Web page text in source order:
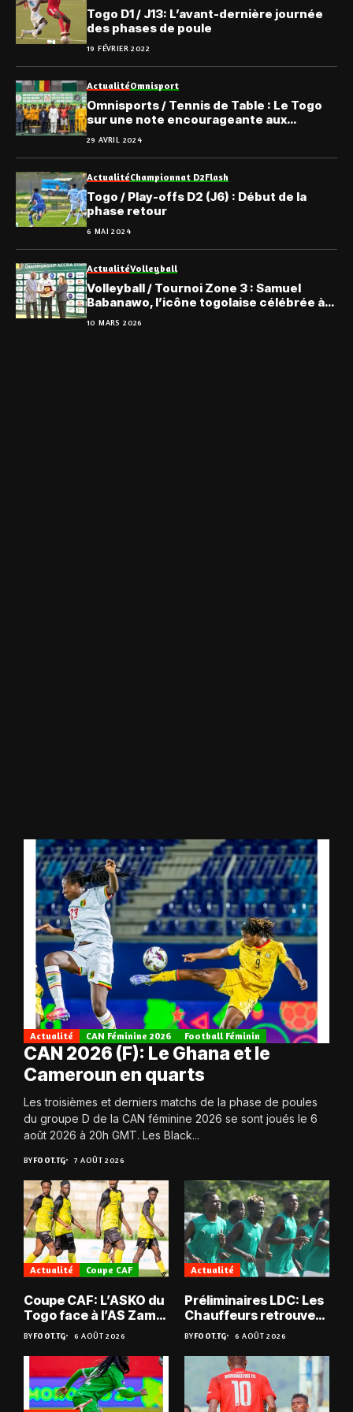
Togo D1 / J13: L’avant-dernière journée
des phases de poule
19 FÉVRIER 2022
ActualitéOmnisport
Omnisports / Tennis de Table : Le Togo
sur une note encourageante aux
Championnats régionaux
29 AVRIL 2024
ActualitéChampionnat D2Flash
Togo / Play-offs D2 (J6) : Début de la
phase retour
6 MAI 2024
ActualitéVolleyball
Volleyball / Tournoi Zone 3 : Samuel
Babanawo, l’icône togolaise célébrée à
Accra
10 MARS 2026
Actualité CAN Féminine 2026 Football Féminin
CAN 2026 (F): Le Ghana et le
Cameroun en quarts
Les troisièmes et derniers matchs de la phase de poules
du groupe D de la CAN féminine 2026 se sont joués le 6
août 2026 à 20h GMT. Les Black...
BYFOOT.TG 7 AOÛT 2026
Actualité Coupe CAF
Coupe CAF: L’ASKO du
Togo face à l’AS Zam
du Niger
BYFOOT.TG 6 AOÛT 2026
Actualité
Préliminaires LDC: Les
Chauffeurs retrouvent
les Mimos
BYFOOT.TG 6 AOÛT 2026